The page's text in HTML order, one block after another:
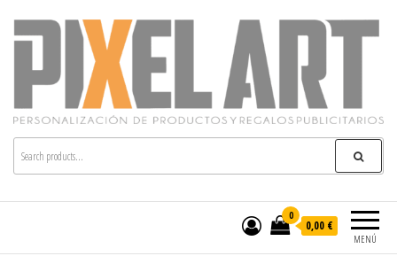
Pixelart
Especialistas en textil publicitario y regalos
personalizados en móstoles
MENÚ
0
0,00 €